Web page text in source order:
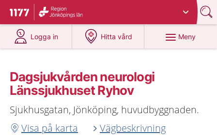
Till startsidan för 1177
Du har valt region
Logga in
på 1177.se
Hitta vård
på 1177.se
Meny
Dagsjukvården neurologi
Länssjukhuset Ryhov
Sjukhusgatan, Jönköping, huvudbyggnaden.
Visa på karta
Vägbeskrivning